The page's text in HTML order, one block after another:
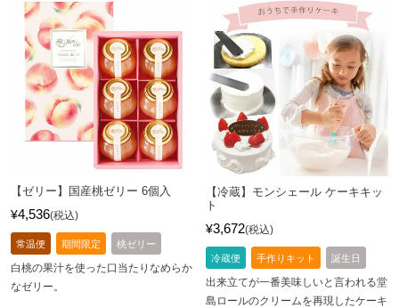
【ゼリー】国産桃ゼリー 6個入
¥4,536 税込
常温便 期間限定 桃ゼリー
白桃の果汁を使った口当たりなめらか
なゼリー。
【冷蔵】モンシェール ケーキキッ
ト
¥3,672 税込
冷蔵便 手作りキット 誕生日
出来立てが一番美味しいと言われる堂
島ロールのクリームを再現したケーキ